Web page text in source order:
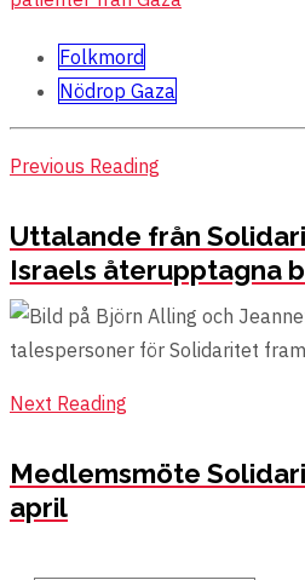
Folkmord
Nödrop Gaza
Previous Reading
Uttalande från
Israels återupptagna
Next Reading
Medlemsmöte
april